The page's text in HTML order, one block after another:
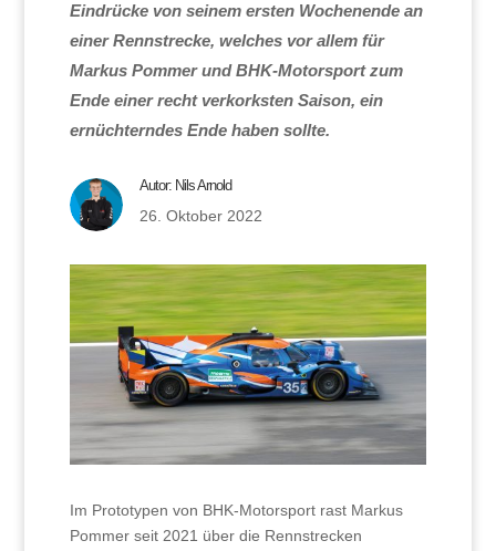
Eindrücke von seinem ersten Wochenende an
einer Rennstrecke, welches vor allem für
Markus Pommer und BHK-Motorsport zum
Ende einer recht verkorksten Saison, ein
ernüchterndes Ende haben sollte.
Autor: Nils Arnold
26. Oktober 2022
Im Prototypen von BHK-Motorsport rast Markus
Pommer seit 2021 über die Rennstrecken